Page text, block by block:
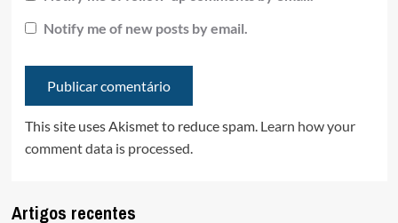
Notify me of new posts by email.
This site uses Akismet to reduce spam. Learn how your
comment data is processed.
Artigos recentes